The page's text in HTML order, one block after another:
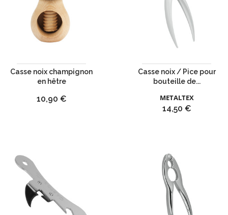
Casse noix champignon
en hêtre
Prix
10,90 €
Casse noix / Pice pour
bouteille de...
METALTEX
Prix
14,50 €